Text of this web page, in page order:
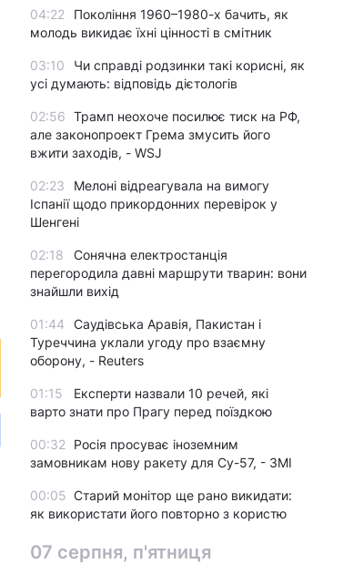
04:22
Покоління 1960–1980-х бачить, як
молодь викидає їхні цінності в смітник
03:10
Чи справді родзинки такі корисні, як
усі думають: відповідь дієтологів
02:56 Трамп неохоче посилює тиск на РФ,
але законопроект Грема змусить його
вжити заходів, - WSJ
02:23
Мелоні відреагувала на вимогу
Іспанії щодо прикордонних перевірок у
Шенгені
02:18
Сонячна електростанція
перегородила давні маршрути тварин: вони
знайшли вихід
01:44
Саудівська Аравія, Пакистан і
Туреччина уклали угоду про взаємну
оборону, - Reuters
01:15
Експерти назвали 10 речей, які
варто знати про Прагу перед поїздкою
00:32
Росія просуває іноземним
замовникам нову ракету для Су-57, - ЗМІ
00:05 Старий монітор ще рано викидати:
як використати його повторно з користю
07 серпня, п'ятниця